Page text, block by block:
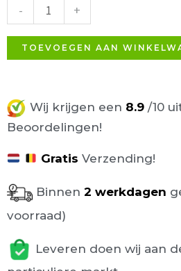
-
aantal
+
TOEVOEGEN AAN
Wij krijgen een 8.9 /10
Beoordelingen!
Gratis Verzending!
Binnen 2 werkdagen
voorraad)
Leveren doen wij aan